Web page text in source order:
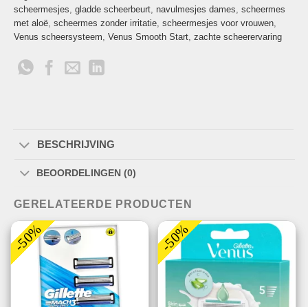
scheermesjes, gladde scheerbeurt, navulmesjes dames, scheermes
met aloë, scheermes zonder irritatie, scheermesjes voor vrouwen,
Venus scheersysteem, Venus Smooth Start, zachte scheerervaring
BESCHRIJVING
BEOORDELINGEN (0)
GERELATEERDE PRODUCTEN
-50% -50%